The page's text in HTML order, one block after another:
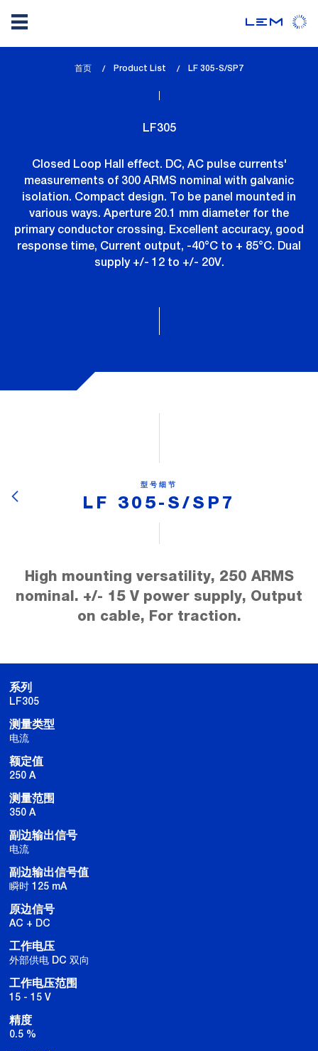
首页 Product List
lem_current_page
LF 305-S/SP7
LF305
Closed Loop Hall effect. DC, AC pulse currents'
measurements of 300 ARMS nominal with galvanic
isolation. Compact design. To be panel mounted in
various ways. Aperture 20.1 mm diameter for the
primary conductor crossing. Excellent accuracy, good
response time, Current output, -40°C to + 85°C. Dual
supply +/- 12 to +/- 20V.
型号细节
LF 305-S/SP7
High mounting versatility, 250 ARMS
nominal. +/- 15 V power supply, Output
on cable, For traction.
系列
LF305
测量类型
电流
额定值
250 A
测量范围
350 A
副边输出信号
电流
副边输出信号值
瞬时 125 mA
原边信号
AC + DC
工作电压
外部供电 DC 双向
工作电压范围
15 - 15 V
精度
0.5 %